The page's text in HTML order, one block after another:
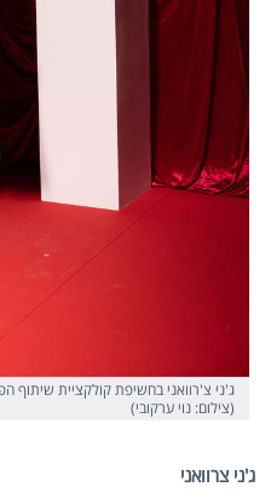
(צילום: נוי ערקובי)
ג'ני צרוואני